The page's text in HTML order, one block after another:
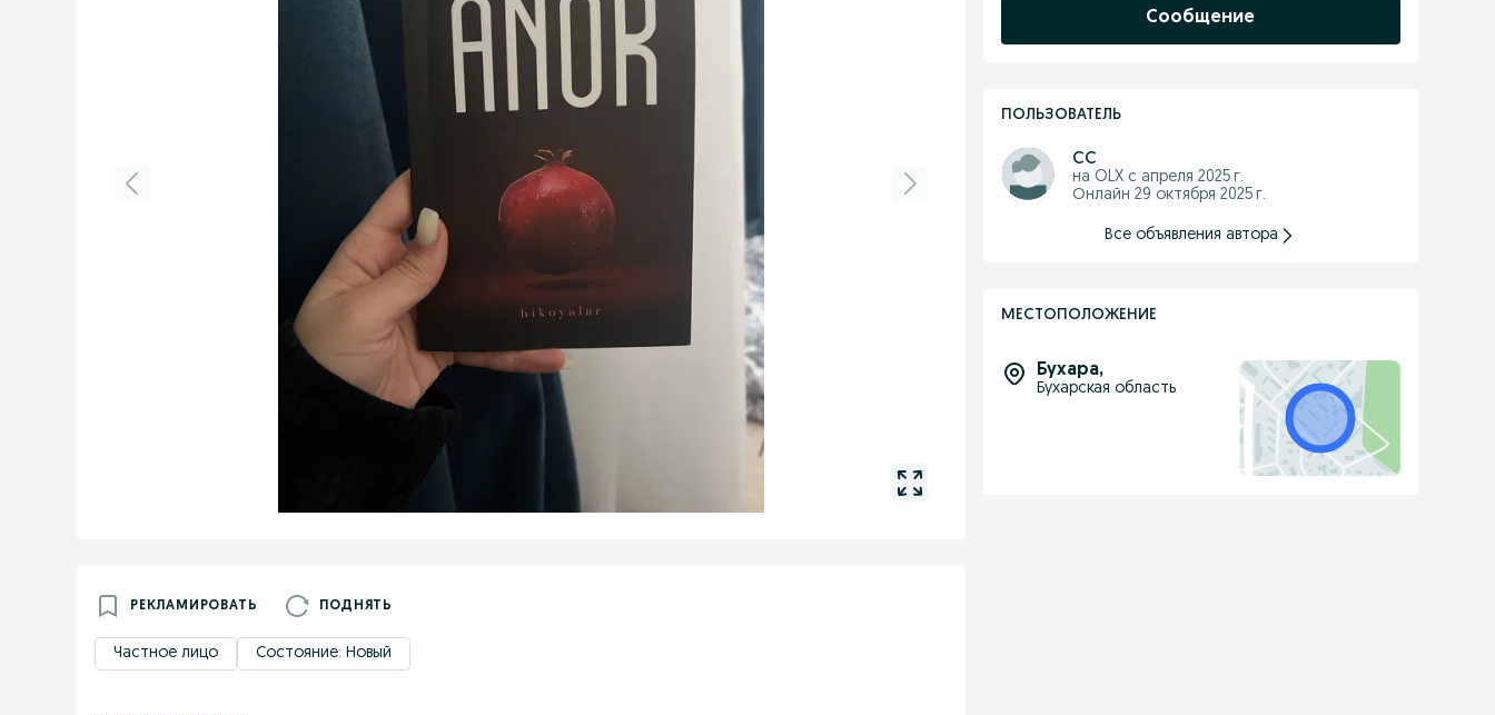
РЕКЛАМИРОВАТЬ ПОДНЯТЬ
Частное лицо Состояние: Новый
Сообщение
ПОЛЬЗОВАТЕЛЬ
сс
на OLX с апреля 2025 г.
Онлайн 29 октября 2025 г.
Все объявления автора
МЕСТОПОЛОЖЕНИЕ
Бухара,
Бухарская область